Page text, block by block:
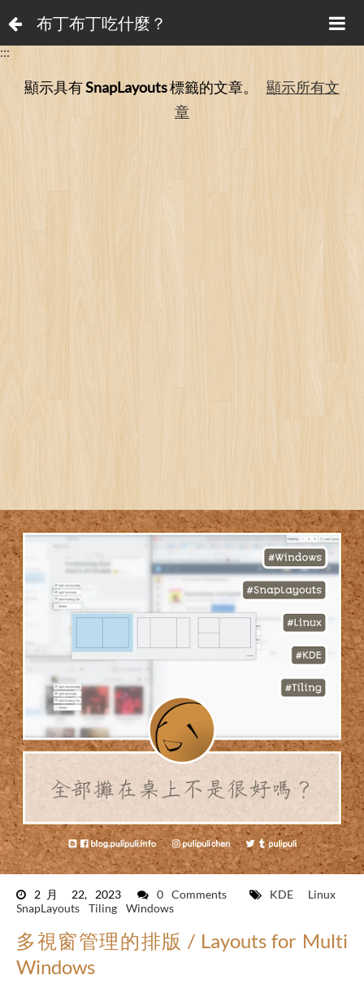
布丁布丁吃什麼？
:::
顯示具有SnapLayouts標籤的文章。
顯示所有文
章
2月 22, 2023 0 Comments KDE
Linux
SnapLayouts
Tiling Windows
多視窗管理的排版 / Layouts for Multi
Windows